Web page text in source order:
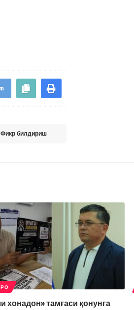
Фикр билдириш
хонадон» тамғаси қонунга